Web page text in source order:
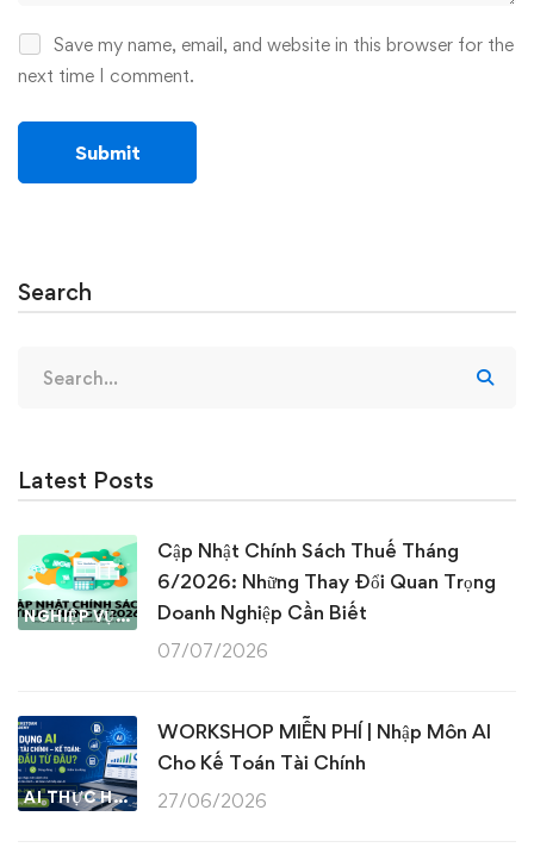
Save my name, email, and website in this browser for the
next time I comment.
Search
for:
Latest Posts
NGHIỆP VỤ KẾ TOÁN & THUẾ
Cập Nhật Chính Sách Thuế Tháng
6/2026: Những Thay Đổi Quan Trọng
Doanh Nghiệp Cần Biết
07/07/2026
AI THỰC HÀNH
WORKSHOP MIỄN PHÍ | Nhập Môn AI
Cho Kế Toán Tài Chính
27/06/2026